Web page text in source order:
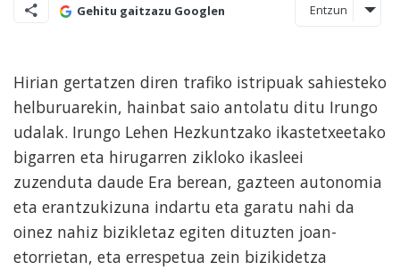
Gehitu gaitzazu Googlen Entzun
Hirian gertatzen diren trafiko istripuak sahiesteko
helburuarekin, hainbat saio antolatu ditu Irungo
udalak. Irungo Lehen Hezkuntzako ikastetxeetako
bigarren eta hirugarren zikloko ikasleei
zuzenduta daude Era berean, gazteen autonomia
eta erantzukizuna indartu eta garatu nahi da
oinez nahiz bizikletaz egiten dituzten joan-
etorrietan, eta errespetua zein bizikidetza